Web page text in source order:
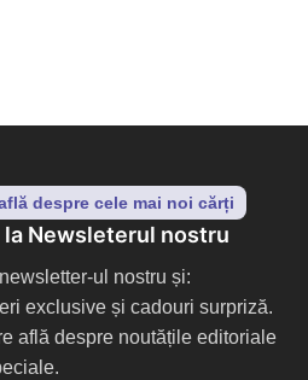
despre cele mai noi cărți
Newsleterul nostru
ul nostru și:
exclusive și cadouri surpriză.
află despre noutățile editoriale